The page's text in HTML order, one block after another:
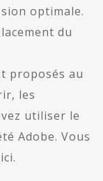
optimale.
du
proposés au
les
utiliser le
Adobe. Vous